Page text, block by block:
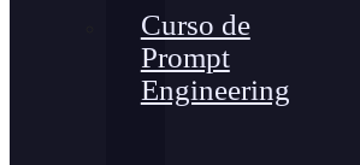
Curso de
Prompt
Engineering